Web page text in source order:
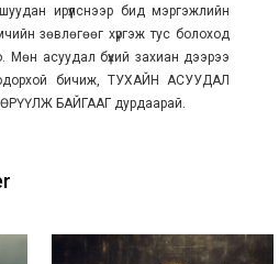
ирүүлснээр бид мэргэжлийн
зөвлөгөөг хүргэж тус болоход
Мөн асуудал бүхий захиан дээрээ
бичиж, ТУХАЙН АСУУДАЛ
БАЙГААГ дурдаарай.